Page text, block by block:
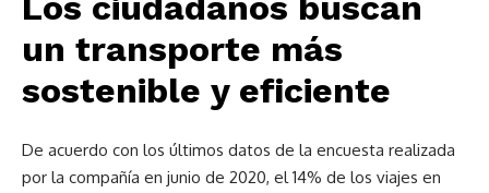
un transporte más
sostenible y eficiente
De acuerdo con los últimos datos de la encuesta realizada
por la compañía en junio de 2020, el 14% de los viajes en